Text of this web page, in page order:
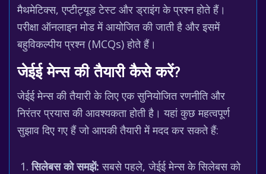
मैथमेटिक्स, एप्टीट्यूड टेस्ट और ड्राइंग के प्रश्न होते हैं।
परीक्षा ऑनलाइन मोड में आयोजित की जाती है और इसमें
बहुविकल्पीय प्रश्न (MCQs) होते हैं।
जेईई मेन्स की तैयारी कैसे करें?
जेईई मेन्स की तैयारी के लिए एक सुनियोजित रणनीति और
निरंतर प्रयास की आवश्यकता होती है। यहां कुछ महत्वपूर्ण
सुझाव दिए गए हैं जो आपकी तैयारी में मदद कर सकते हैं:
सिलेबस को समझें: सबसे पहले, जेईई मेन्स के सिलेबस को